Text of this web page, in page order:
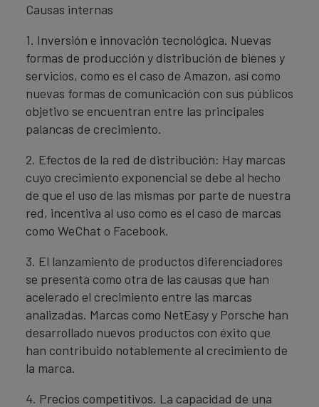
Causas internas
1. Inversión e innovación tecnológica. Nuevas
formas de producción y distribución de bienes y
servicios, como es el caso de Amazon, así como
nuevas formas de comunicación con sus públicos
objetivo se encuentran entre las principales
palancas de crecimiento.
2. Efectos de la red de distribución: Hay marcas
cuyo crecimiento exponencial se debe al hecho
de que el uso de las mismas por parte de nuestra
red, incentiva al uso como es el caso de marcas
como WeChat o Facebook.
3. El lanzamiento de productos diferenciadores
se presenta como otra de las causas que han
acelerado el crecimiento entre las marcas
analizadas. Marcas como NetEasy y Porsche han
desarrollado nuevos productos con éxito que
han contribuido notablemente al crecimiento de
la marca.
4. Precios competitivos. La capacidad de una